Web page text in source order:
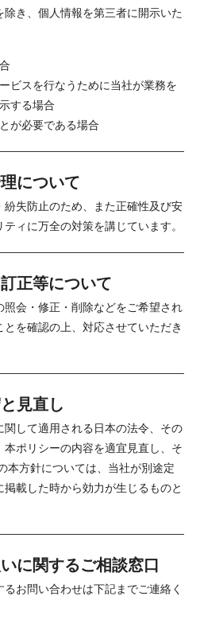
き、個人情報を第三者に開示いた
ビスを行なうために当社が業務を
する場合
が必要である場合
について
失防止のため、また正確性及び安
ィに万全の対策を講じています。
正等について
会・修正・削除などをご希望され
を確認の上、対応させていただき
見直し
して適用される日本の法令、その
ポリシーの内容を適宜見直し、そ
本方針については、当社が別途定
載した時から効力が生じるものと
に関するご相談窓口
お問い合わせは下記までご連絡く